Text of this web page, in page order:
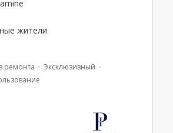
жители
ремонта
Эксклюзивный